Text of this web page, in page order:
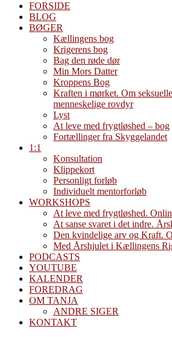
FORSIDE
BLOG
BØGER
Kællingens bog
Krigerens bog
Bag den røde dør
Min Mors Datter
Kroppens Bog
Kraften i mørket. Om
menneskelige rovdyr
Lyst
At leve med frygtløshed – bog
Fortællinger fra Skyggelandet
1:1
Konsultation
Klippekort
Personligt forløb
Individuelt mentorforløb
WORKSHOPS
At leve med frygtløshed.
At sanse svaret i det indre.
Den kvindelige arv og Kraft.
Med Årshjulet i Kællingens
PODCASTS
YOUTUBE
KALENDER
FOREDRAG
OM TANJA
ANDRE SIGER
KONTAKT